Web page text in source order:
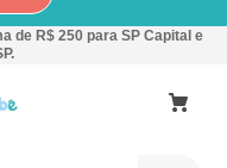
de R$ 250 para SP Capital e